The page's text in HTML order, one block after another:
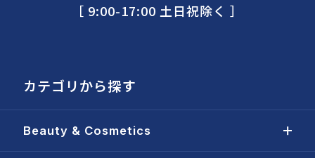
［ 9:00-17:00 土日祝除く ］
カテゴリから探す
Beauty & Cosmetics